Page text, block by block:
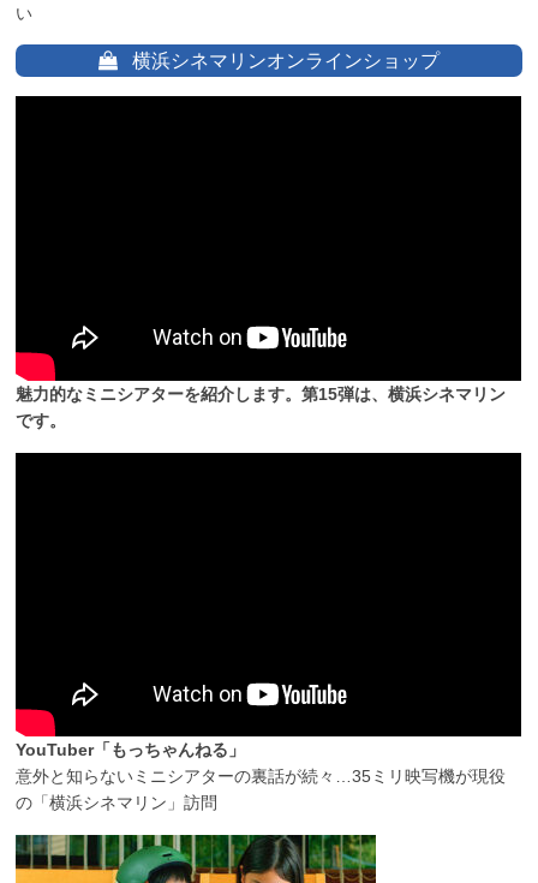
い
横浜シネマリンオンラインショップ
魅力的なミニシアターを紹介します。第15弾は、横浜シネマリン
です。
YouTuber「もっちゃんねる」
意外と知らないミニシアターの裏話が続々…35ミリ映写機が現役
の「横浜シネマリン」訪問